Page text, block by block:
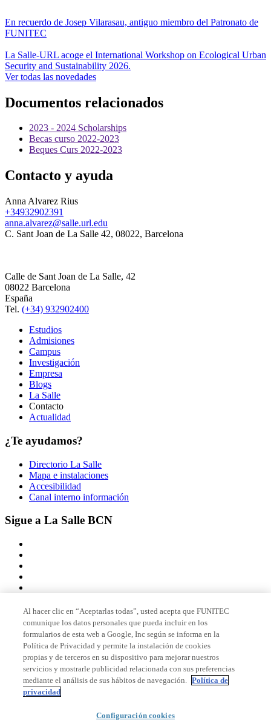
En recuerdo de Josep Vilarasau, antiguo miembro del Patronato de
FUNITEC
La Salle-URL acoge el International Workshop on Ecological Urban
Security and Sustainability 2026.
Ver todas las novedades
Documentos relacionados
2023 - 2024 Scholarships
Becas curso 2022-2023
Beques Curs 2022-2023
Contacto y ayuda
Anna Alvarez Rius
+34932902391
anna.alvarez@salle.url.edu
C. Sant Joan de La Salle 42, 08022, Barcelona
Calle de Sant Joan de La Salle, 42
08022 Barcelona
España
Tel. (+34) 932902400
Estudios
Admisiones
Campus
Investigación
Empresa
Blogs
La Salle
Contacto
Actualidad
¿Te ayudamos?
Directorio La Salle
Mapa e instalaciones
Accesibilidad
Canal interno información
Sigue a La Salle BCN
Miembro de
Acreditaciones
© 2026 La Salle Campus Barcelona - URL |
Al hacer clic en “Aceptarlas todas”, usted acepta que FUNITEC
comunique los datos personales que pueda incluir en los
formularios de esta web a Google, Inc según se informa en la
Política de Privacidad y permite la instalación de cookies
propias y de terceros en su dispositivo para mejorar nuestros
servicios y mostrarle publicidad relacionada con sus preferencias
mediante el análisis de sus hábitos de navegación. Política de
privacidad
Configuración cookies